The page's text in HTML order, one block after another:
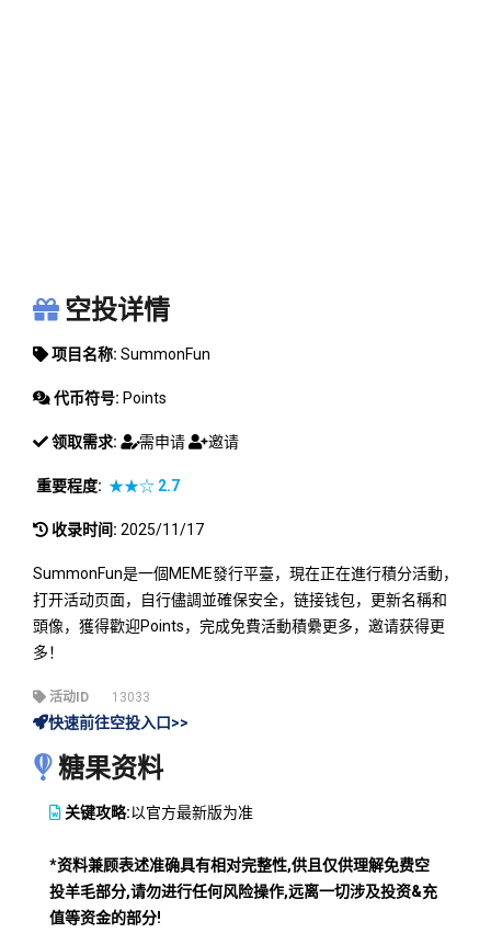
空投详情
项目名称: SummonFun
代币符号: Points
领取需求: 需申请 邀请
重要程度: ★★☆ 2.7
收录时间: 2025/11/17
SummonFun是一個MEME發行平臺，現在正在進行積分活動，
打开活动页面，自行儘調並確保安全，链接钱包，更新名稱和
頭像，獲得歡迎Points，完成免費活動積纍更多，邀请获得更
多！
活动ID 13033
快速前往空投入口>>
糖果资料
关键攻略:以官方最新版为准
*资料兼顾表述准确具有相对完整性,供且仅供理解免费空
投羊毛部分,请勿进行任何风险操作,远离一切涉及投资&充
值等资金的部分!